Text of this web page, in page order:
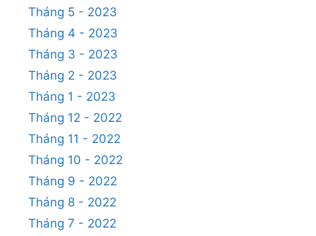
Tháng 5 - 2023
Tháng 4 - 2023
Tháng 3 - 2023
Tháng 2 - 2023
Tháng 1 - 2023
Tháng 12 - 2022
Tháng 11 - 2022
Tháng 10 - 2022
Tháng 9 - 2022
Tháng 8 - 2022
Tháng 7 - 2022